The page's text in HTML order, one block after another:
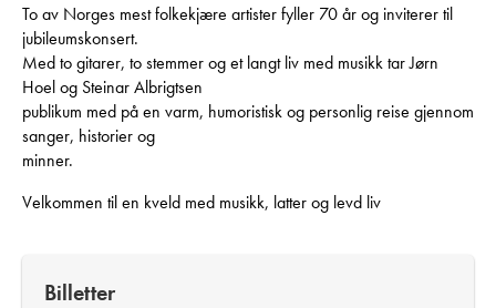
To av Norges mest folkekjære artister fyller 70 år og inviterer til
jubileumskonsert.
Med to gitarer, to stemmer og et langt liv med musikk tar Jørn
Hoel og Steinar Albrigtsen
publikum med på en varm, humoristisk og personlig reise gjennom
sanger, historier og
minner.
Velkommen til en kveld med musikk, latter og levd liv
Billetter